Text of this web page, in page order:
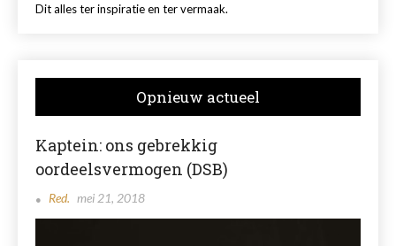
Dit alles ter inspiratie en ter vermaak.
Opnieuw actueel
Kaptein: ons gebrekkig
oordeelsvermogen (DSB)
Red. mei 21, 2018